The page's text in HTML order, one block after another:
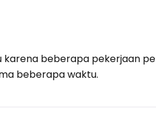
beberapa pekerjaan
beberapa waktu.